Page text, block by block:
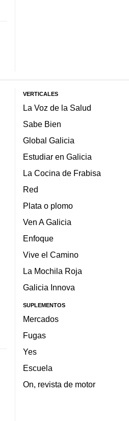
VERTICALES
La Voz de la Salud
Sabe Bien
Global Galicia
Estudiar en Galicia
La Cocina de Frabisa
Red
Plata o plomo
Ven A Galicia
Enfoque
Vive el Camino
La Mochila Roja
Galicia Innova
SUPLEMENTOS
Mercados
Fugas
Yes
Escuela
On, revista de motor